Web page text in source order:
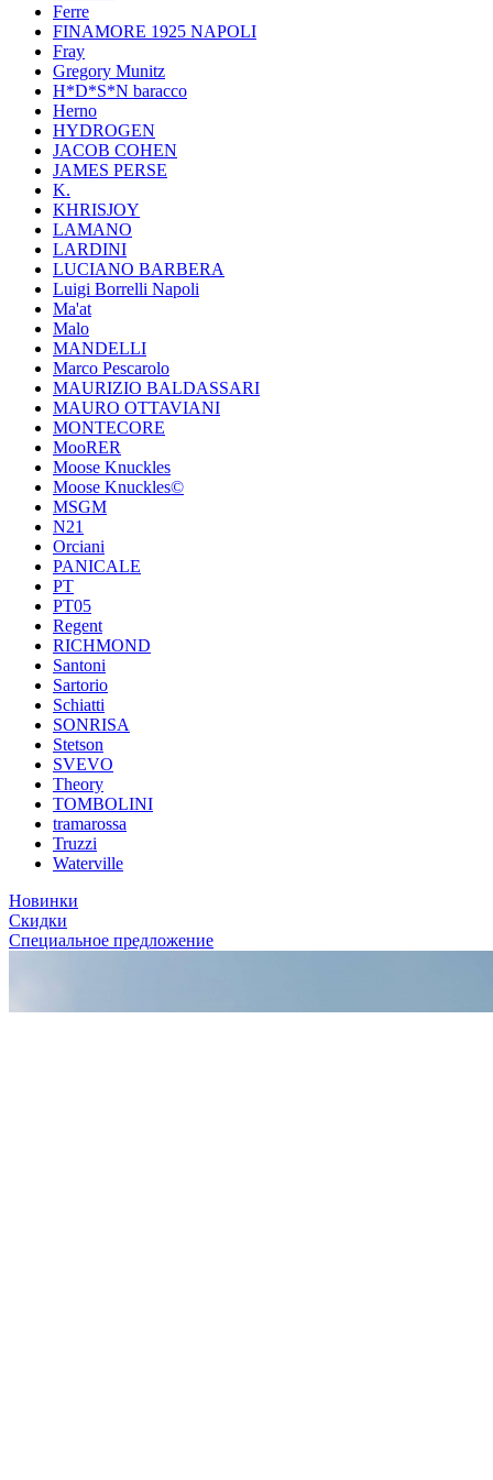
Ferre
FINAMORE 1925 NAPOLI
Fray
Gregory Munitz
H*D*S*N baracco
Herno
HYDROGEN
JACOB COHEN
JAMES PERSE
K.
KHRISJOY
LAMANO
LARDINI
LUCIANO BARBERA
Luigi Borrelli Napoli
Ma'at
Malo
MANDELLI
Marco Pescarolo
MAURIZIO BALDASSARI
MAURO OTTAVIANI
MONTECORE
MooRER
Moose Knuckles
Moose Knuckles©️
MSGM
N21
Orciani
PANICALE
PT
PT05
Regent
RICHMOND
Santoni
Sartorio
Schiatti
SONRISA
Stetson
SVEVO
Theory
TOMBOLINI
tramarossa
Truzzi
Waterville
Новинки
Скидки
Специальное предложение